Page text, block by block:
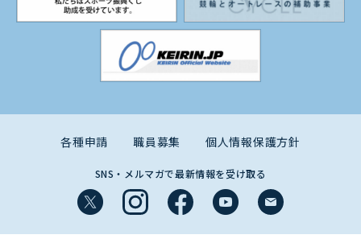
各種申請 職員募集 個人情報保護方針
SNS・メルマガで最新情報を受け取る